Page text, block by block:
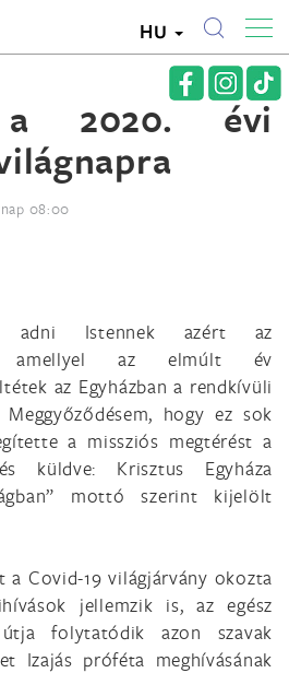
HU
a 2020. évi
08:00
adni Istennek azért az
amellyel az elmúlt év
az Egyházban a rendkívüli
hogy ez sok
a missziós megtérést a
küldve: Krisztus Egyháza
mottó szerint kijelölt
a Covid-19 világjárvány okozta
jellemzik is, az egész
útja folytatódik azon szavak
Izajás próféta meghívásának